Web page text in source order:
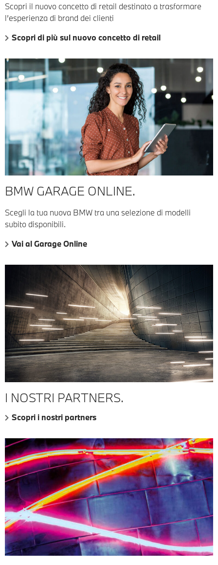
Scopri il nuovo concetto di retail destinato a trasformare
l’esperienza di brand dei clienti
Scopri di più sul nuovo concetto di retail
BMW GARAGE ONLINE.
Scegli la tua nuova BMW tra una selezione di modelli
subito disponibili.
Vai al Garage Online
I NOSTRI PARTNERS.
Scopri i nostri partners